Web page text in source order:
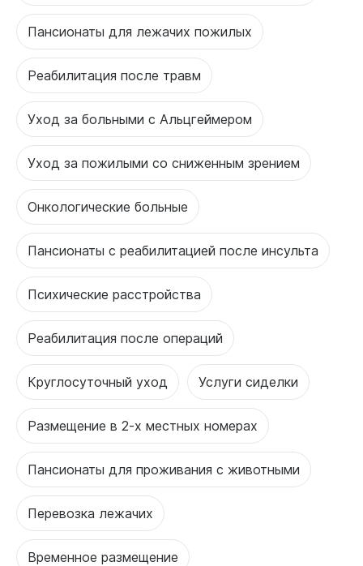
Пансионаты для лежачих пожилых
Реабилитация после травм
Уход за больными с Альцгеймером
Уход за пожилыми со сниженным зрением
Онкологические больные
Пансионаты с реабилитацией после инсульта
Психические расстройства
Реабилитация после операций
Круглосуточный уход Услуги сиделки
Размещение в 2-х местных номерах
Пансионаты для проживания с животными
Перевозка лежачих
Временное размещение